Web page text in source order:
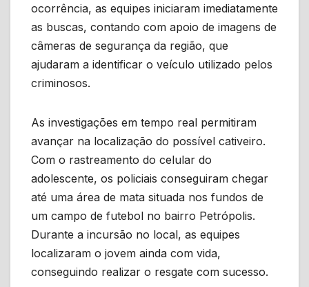
ocorrência, as equipes iniciaram imediatamente
as buscas, contando com apoio de imagens de
câmeras de segurança da região, que
ajudaram a identificar o veículo utilizado pelos
criminosos.
As investigações em tempo real permitiram
avançar na localização do possível cativeiro.
Com o rastreamento do celular do
adolescente, os policiais conseguiram chegar
até uma área de mata situada nos fundos de
um campo de futebol no bairro Petrópolis.
Durante a incursão no local, as equipes
localizaram o jovem ainda com vida,
conseguindo realizar o resgate com sucesso.